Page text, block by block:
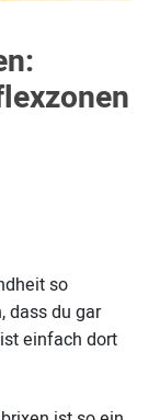
so
dass du gar
einfach dort